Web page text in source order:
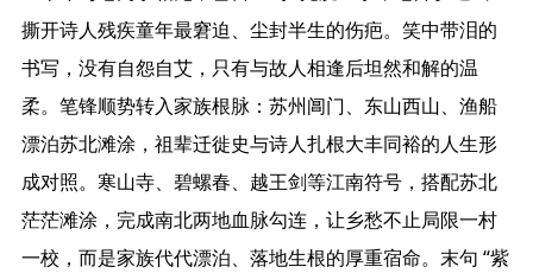
撕开诗人残疾童年最窘迫、尘封半生的伤疤。笑中带泪的
书写，没有自怨自艾，只有与故人相逢后坦然和解的温
柔。笔锋顺势转入家族根脉：苏州阊门、东山西山、渔船
漂泊苏北滩涂，祖辈迁徙史与诗人扎根大丰同裕的人生形
成对照。寒山寺、碧螺春、越王剑等江南符号，搭配苏北
茫茫滩涂，完成南北两地血脉勾连，让乡愁不止局限一村
一校，而是家族代代漂泊、落地生根的厚重宿命。末句 “紫